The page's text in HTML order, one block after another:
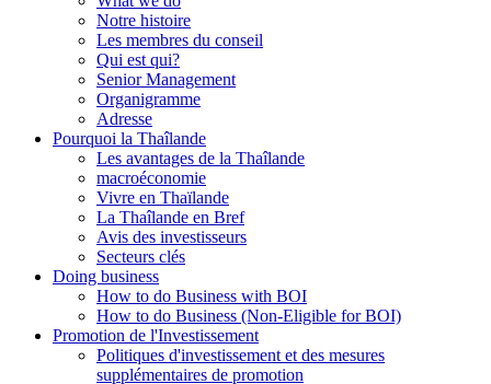
Notre histoire
Les membres du conseil
Qui est qui?
Senior Management
Organigramme
Adresse
Pourquoi la Thaîlande
Les avantages de la Thaîlande
macroéconomie
Vivre en Thaïlande
La Thaîlande en Bref
Avis des investisseurs
Secteurs clés
Doing business
How to do Business with BOI
How to do Business (Non-Eligible for BOI)
Promotion de l'Investissement
Politiques d'investissement et des mesures
supplémentaires de promotion